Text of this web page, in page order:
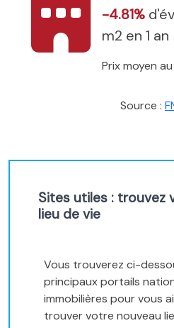
-4.81%
m2 en 1 an
Prix moyen
Source :
Sites utiles : trouvez
lieu de vie
Vous trouverez ci-
principaux portails
immobilières pour vous
trouver votre nouveau